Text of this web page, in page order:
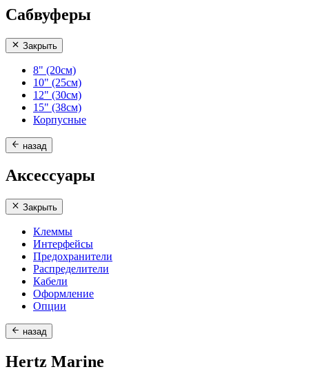
Сабвуферы
Закрыть
8" (20см)
10" (25см)
12" (30см)
15" (38см)
Корпусные
назад
Аксессуары
Закрыть
Клеммы
Интерфейсы
Предохранители
Распределители
Кабели
Оформление
Опции
назад
Hertz Marine